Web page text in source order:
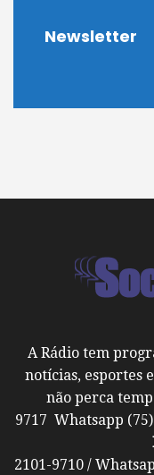
Newsletter
A Rádio tem
notícias, esportes
não perca
9717
2101-9710 /